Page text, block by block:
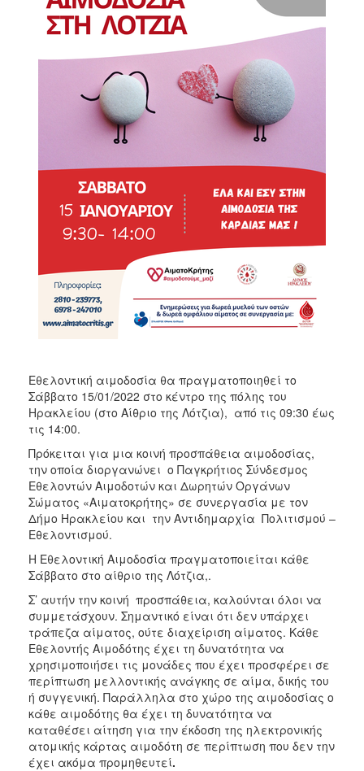
2010
2006
ΑΝΘΕΚΤΙΚΗ
Εθελοντική αιμοδοσία θα πραγματοποιηθεί το
Σάββατο 15/01/2022 στο κέντρο της πόλης του
Ηρακλείου (στο Αίθριο της Λότζια), από τις 09:30 έως
τις 14:00.
Πρόκειται για μια κοινή προσπάθεια αιμοδοσίας,
την οποία διοργανώνει ο Παγκρήτιος Σύνδεσμος
Εθελοντών Αιμοδοτών και Δωρητών Οργάνων
Σώματος «Αιματοκρήτης» σε συνεργασία με τον
Δήμο Ηρακλείου και την Αντιδημαρχία Πολιτισμού –
Εθελοντισμού.
Η Εθελοντική Αιμοδοσία πραγματοποιείται κάθε
Σάββατο στο αίθριο της Λότζια,.
Σ’ αυτήν την κοινή προσπάθεια, καλούνται όλοι να
συμμετάσχουν. Σημαντικό είναι ότι δεν υπάρχει
τράπεζα αίματος, ούτε διαχείριση αίματος. Κάθε
Εθελοντής Αιμοδότης έχει τη δυνατότητα να
χρησιμοποιήσει τις μονάδες που έχει προσφέρει σε
περίπτωση μελλοντικής ανάγκης σε αίμα, δικής του
ή συγγενική. Παράλληλα στο χώρο της αιμοδοσίας ο
κάθε αιμοδότης θα έχει τη δυνατότητα να
καταθέσει αίτηση για την έκδοση της ηλεκτρονικής
ατομικής κάρτας αιμοδότη σε περίπτωση που δεν την
έχει ακόμα προμηθευτεί.